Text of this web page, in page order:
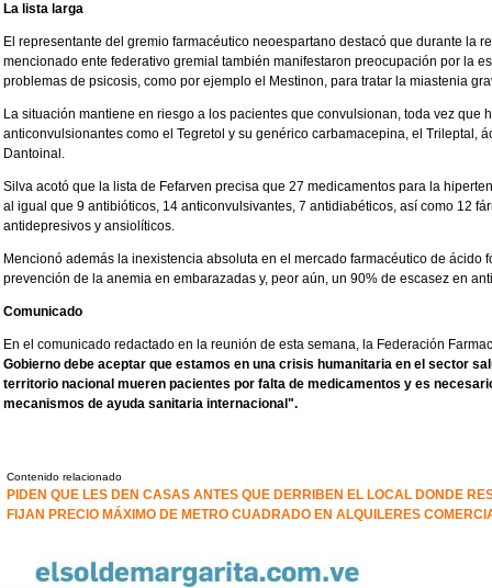
La lista larga
El representante del gremio farmacéutico neoespartano destacó que durante la
mencionado ente federativo gremial también manifestaron preocupación por la
problemas de psicosis, como por ejemplo el Mestinon, para tratar la miastenia
La situación mantiene en riesgo a los pacientes que convulsionan, toda vez que
anticonvulsionantes como el Tegretol y su genérico carbamacepina, el Trileptal,
Dantoinal.
Silva acotó que la lista de Fefarven precisa que 27 medicamentos para la
al igual que 9 antibióticos, 14 anticonvulsivantes, 7 antidiabéticos, así como 12
antidepresivos y ansiolíticos.
Mencionó además la inexistencia absoluta en el mercado farmacéutico de ácido
prevención de la anemia en embarazadas y, peor aún, un 90% de escasez en
Comunicado
En el comunicado redactado en la reunión de esta semana, la Federación
Gobierno debe aceptar que estamos en una crisis humanitaria en el sector
territorio nacional mueren pacientes por falta de medicamentos y es
mecanismos de ayuda sanitaria internacional".
Contenido relacionado
PIDEN QUE LES DEN CASAS ANTES QUE DERRIBEN EL LOCAL DONDE
FIJAN PRECIO MÁXIMO DE METRO CUADRADO EN ALQUILERES